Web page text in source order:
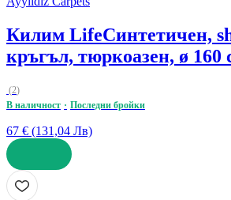
Килим LifeСинтетичен,
кръгъл, тюркоазен, ø 160
(2)
В наличност
Последни бройки
67 € (131,04 Лв)
ДОБАВИ